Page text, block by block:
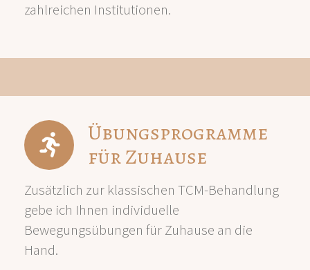
zahlreichen Institutionen.
Übungsprogramme
für Zuhause
Zusätzlich zur klassischen TCM-Behandlung
gebe ich Ihnen individuelle
Bewegungsübungen für Zuhause an die
Hand.